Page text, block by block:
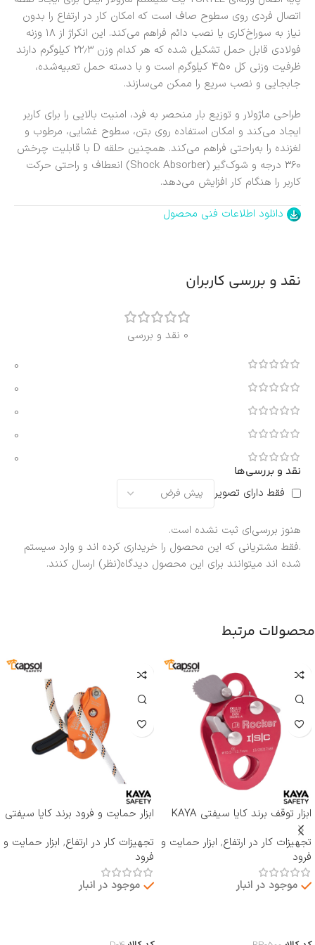
اتصال فردی روی سطوح صاف است که امکان کار در ارتفاع را بدون
نیاز به سوراخ‌کاری یا نصب دائم فراهم می‌کند. این انکراژ از ۱۸ وزنه
فولادی قابل حمل تشکیل شده که هر کدام وزن ۲۲٫۳ کیلوگرم دارند
ظرفیت وزنی کل ۴۵۰ کیلوگرم است و با دسته حمل تعبیه‌شده،
جابجایی و نصب سریع را ممکن می‌سازند.
طراحی ماژولار و توزیع بار منحصر به فرد، امنیت بالایی را برای کاربر
ایجاد می‌کند و امکان استفاده روی بتن، سطوح غشایی، مرطوب و
لغزنده را به‌راحتی فراهم می‌کند. همچنین حلقه D با قابلیت چرخش
۳۶۰ درجه و شوک‌گیر (Shock Absorber) انعطاف و راحتی حرکت
کاربر را هنگام کار افزایش می‌دهد.
دانلود اطلاعات فنی محصول
نقد و بررسی کاربران
0 نقد و بررسی
0
0
0
0
0
نقد و بررسی‌ها
فقط دارای تصویر
هنوز بررسی‌ای ثبت نشده است.
.فقط مشتریانی که این محصول را خریداری کرده اند و وارد سیستم
شده اند میتوانند برای این محصول دیدگاه(نظر) ارسال کنند.
محصولات مرتبط
ابزار توقف برند کایا سیفتی KAYA
SAFETY مدل RP-500 ROCKER
تجهیزات کار در ارتفاع, ابزار حمایت و
فرود
موجود در انبار
ابزار حمایت و فرود برند کایا سیفتی
تجهیزات کار در ارتفاع, ابزار حمایت و
فرود
موجود در انبار